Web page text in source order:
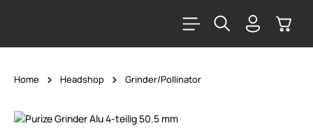
Home Headshop Grinder/Pollinator
Bildergalerie überspringen